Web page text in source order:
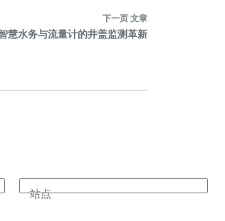
下一页 文章
慧水务与流量计的井盖监测革新
站点